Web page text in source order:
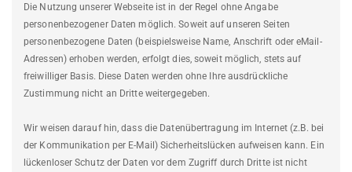
Die Nutzung unserer Webseite ist in der Regel ohne Angabe
personenbezogener Daten möglich. Soweit auf unseren Seiten
personenbezogene Daten (beispielsweise Name, Anschrift oder eMail-
Adressen) erhoben werden, erfolgt dies, soweit möglich, stets auf
freiwilliger Basis. Diese Daten werden ohne Ihre ausdrückliche
Zustimmung nicht an Dritte weitergegeben.
Wir weisen darauf hin, dass die Datenübertragung im Internet (z.B. bei
der Kommunikation per E-Mail) Sicherheitslücken aufweisen kann. Ein
lückenloser Schutz der Daten vor dem Zugriff durch Dritte ist nicht